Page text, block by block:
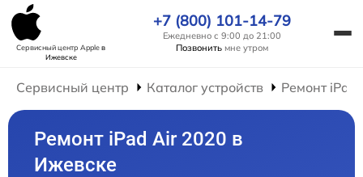
Сервисный центр Appleв
Ижевске
+7 (800) 101-14-79
Ежедневно с 9:00 до 21:00
Позвонить мне утром
Сервисный центр Каталог устройств Ремонт iPad
Ремонт iPad Air 2020 в
Ижевске